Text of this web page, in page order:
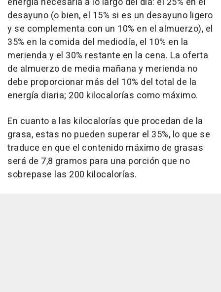
desayuno (o bien, el 15% si es un desayuno ligero
y se complementa con un 10% en el almuerzo), el
35% en la comida del mediodía, el 10% en la
merienda y el 30% restante en la cena. La oferta
de almuerzo de media mañana y merienda no
debe proporcionar más del 10% del total de la
energía diaria; 200 kilocalorías como máximo.
En cuanto a las kilocalorías que procedan de la
grasa, estas no pueden superar el 35%, lo que se
traduce en que el contenido máximo de grasas
será de 7,8 gramos para una porción que no
sobrepase las 200 kilocalorías.